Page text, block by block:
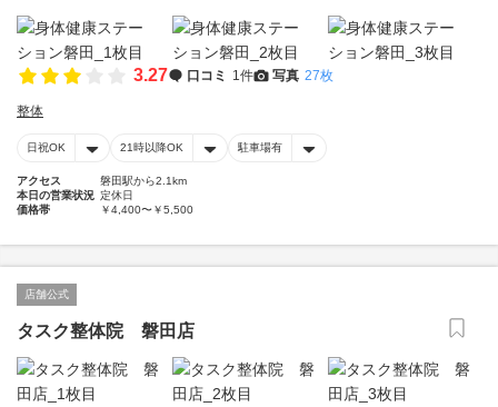
3.27 口コミ 1件 写真 27枚
整体
日祝OK 21時以降OK 駐車場有
アクセス
磐田駅から2.1km
本日の営業状況 定休日
価格帯
￥4,400〜￥5,500
店舗公式
タスク整体院 磐田店